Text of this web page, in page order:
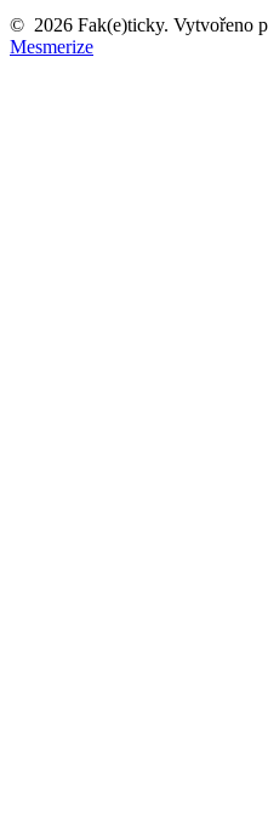
© 2026 Fak(e)ticky. Vytvořeno
Mesmerize